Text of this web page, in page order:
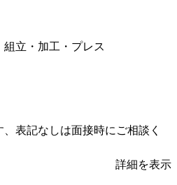
組立・加工・プレス
表記なしは面接時にご相談く
詳細を表示